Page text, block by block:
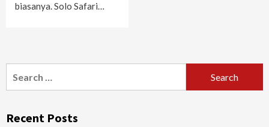
biasanya. Solo Safari…
for:
Recent Posts